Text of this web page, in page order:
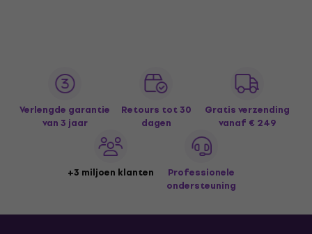
Verlengde garantie
van 3 jaar
Retours tot 30
dagen
Gratis verzending
vanaf € 249
+3 miljoen klanten
Professionele
ondersteuning